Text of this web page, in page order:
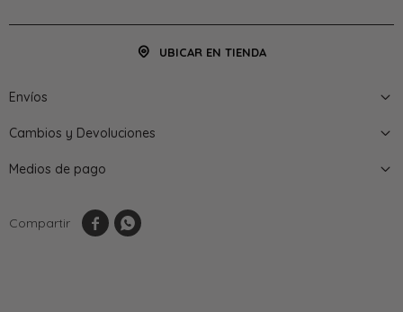
UBICAR EN TIENDA
Envíos
Cambios y Devoluciones
Medios de pago
 